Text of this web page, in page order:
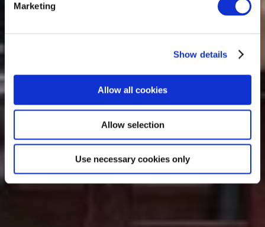
Marketing
Show details
Allow all cookies
Allow selection
Use necessary cookies only